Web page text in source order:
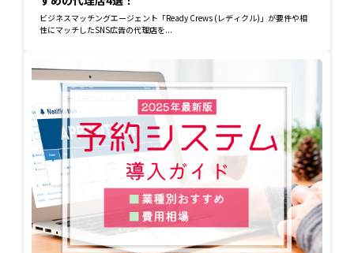
ビジネスマッチングエージェント「Ready Crews (レディクル)」が要件や相
性にマッチしたSNS広告の代理店を...